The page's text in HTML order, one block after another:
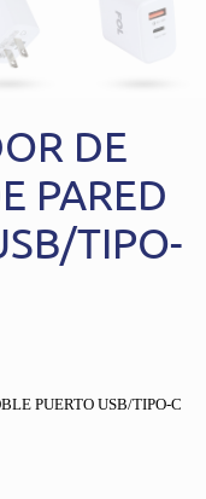
DE
PARED
TIPO-
PUERTO USB/TIPO-C